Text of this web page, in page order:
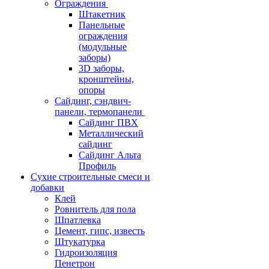
Ограждения
Штакетник
Панельные
ограждения
(модульные
заборы)
3D заборы,
кронштейны,
опоры
Cайдинг, сэндвич-
панели, термопанели
Сайдинг ПВХ
Металлический
сайдинг
Сайдинг Альта
Профиль
Сухие строительные смеси и
добавки
Клей
Ровнитель для пола
Шпатлевка
Цемент, гипс, известь
Штукатурка
Гидроизоляция
Пенетрон